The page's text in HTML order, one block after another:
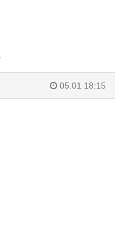
05.01 18:15